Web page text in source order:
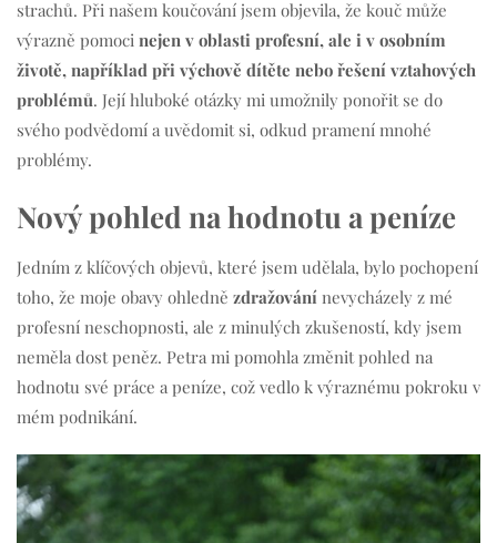
strachů. Při našem koučování jsem objevila, že kouč může
výrazně pomoci nejen v oblasti profesní, ale i v osobním
životě, například při výchově dítěte nebo řešení vztahových
problémů. Její hluboké otázky mi umožnily ponořit se do
svého podvědomí a uvědomit si, odkud pramení mnohé
problémy.
Nový pohled na hodnotu a peníze
Jedním z klíčových objevů, které jsem udělala, bylo pochopení
toho, že moje obavy ohledně zdražování nevycházely z mé
profesní neschopnosti, ale z minulých zkušeností, kdy jsem
neměla dost peněz. Petra mi pomohla změnit pohled na
hodnotu své práce a peníze, což vedlo k výraznému pokroku v
mém podnikání.